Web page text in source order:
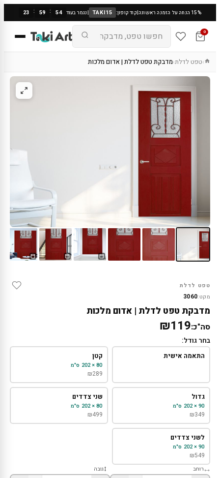
15% הנחה על הזמנה ראשונה |קוד קופון: TAKI15
|נגמר בעוד 23 : 59 : 53
0
›טפט לדלת›מדבקת טפט לדלת | אדום מלכות
טפט לדלת
מקט:3060
מדבקת טפט לדלת | אדום מלכות
סה"כ:₪119
בחר גודל:
התאמה אישית קטן
80 × 202 ס"מ
₪289
גדול
90 × 202 ס"מ
₪349
שני צדדים
80 × 202 ס"מ
₪499
לשני צדדים
90 × 202 ס"מ
₪549
רוחב גובה